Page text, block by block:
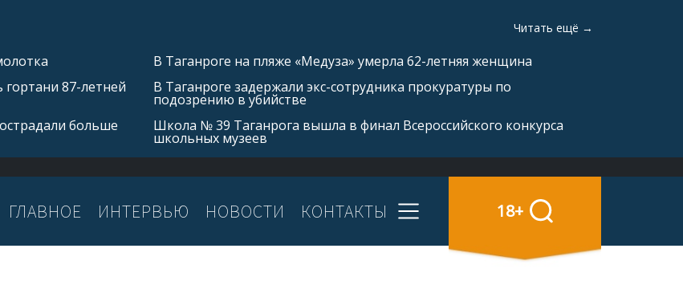
Читать ещё →
87-летней
больше
В Таганроге на пляже «Медуза» умерла 62-летняя женщина
В Таганроге задержали экс-сотрудника прокуратуры по
подозрению в убийстве
Школа № 39 Таганрога вышла в финал Всероссийского конкурса
школьных музеев
ГЛАВНОЕ ИНТЕРВЬЮ НОВОСТИ КОНТАКТЫ 18+